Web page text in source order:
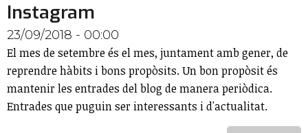
Instagram
23/09/2018 - 00:00
El mes de setembre és el mes, juntament amb gener, de
reprendre hàbits i bons propòsits. Un bon propòsit és
mantenir les entrades del blog de manera periòdica.
Entrades que puguin ser interessants i d'actualitat.